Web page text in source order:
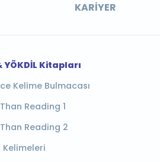
KARIYER
YÖKDİL Kitapları
Kelime Bulmacası
Reading 1
Reading 2
Kelimeleri